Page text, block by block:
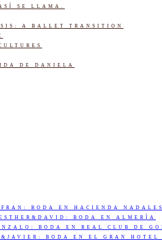
SE LLAMA.
A BALLET TRANSITION
DE DANIELA
BODA EN HACIENDA NADALES
BODA EN ALMERÍA
BODA EN REAL CLUB DE
BODA EN EL GRAN HOTEL